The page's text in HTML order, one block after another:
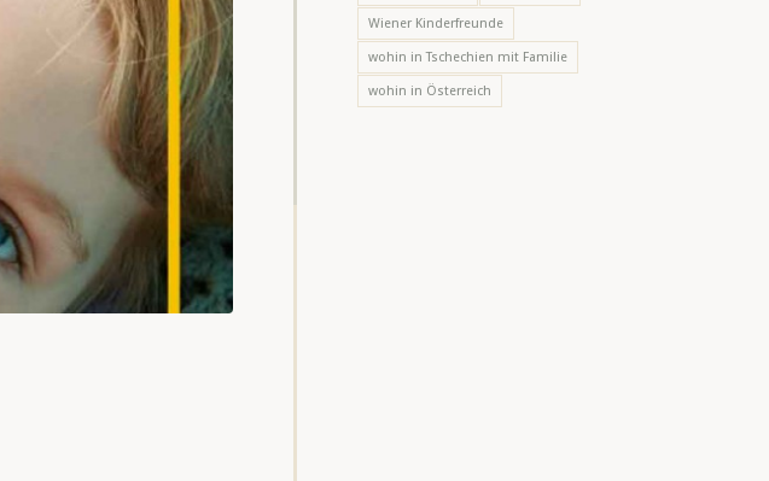
Wiener Kinderfreunde
wohin in Tschechien mit Familie
wohin in Österreich